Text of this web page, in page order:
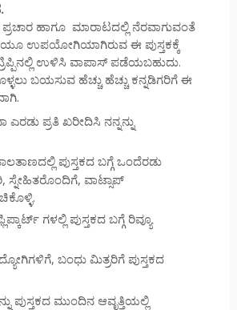
ಪ್ರಚಾರ ಹಾಗೂ ಮಾರಾಟದಲ್ಲಿ ನೆರವಾಗುವಂತೆ
ಉಪಯೋಗಿಯಾಗಿರುವ ಈ ಪುಸ್ತಕಕ್ಕೆ
ಉಳಿಸಿ ವಾಪಾಸ್ ಪಡೆಯಬಹುದು.
ಬಯಸುವ ಹೆಚ್ಚು ಹೆಚ್ಚು ಕನ್ನಡಿಗರಿಗೆ ಈ
ಪ್ರತಿ ಖರೀದಿಸಿ ನನ್ನನ್ನು
ಪುಸ್ತಕದ ಬಗ್ಗೆ ಒಂದೆರಡು
ವಾಟ್ಸಾಪ್
ಗಳಲ್ಲಿ ಪುಸ್ತಕದ ಬಗ್ಗೆ ರಿವ್ಯೂ
ಬಂಧು ಮಿತ್ರರಿಗೆ ಪುಸ್ತಕದ
ಪುಸ್ತಕದ ಮುಂದಿನ ಆವೃತ್ತಿಯಲ್ಲಿ